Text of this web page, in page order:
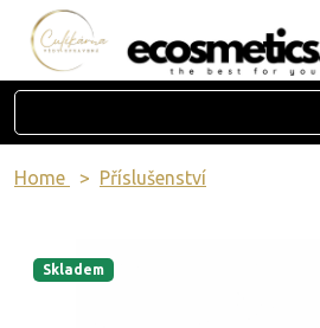
Home Příslušenství
Skladem